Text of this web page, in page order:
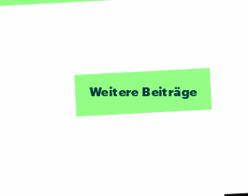
Weitere Beiträge